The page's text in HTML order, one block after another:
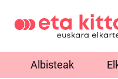
Albisteak